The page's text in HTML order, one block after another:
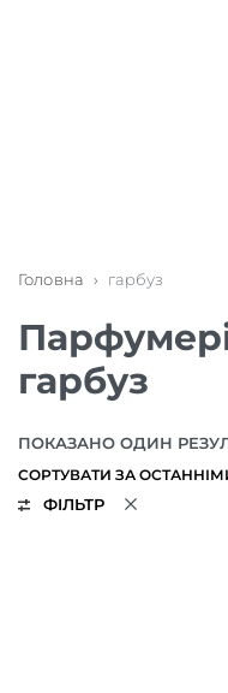
Головна › гарбуз
гарбуз
ПОКАЗАНО ОДИН
ФІЛЬТР